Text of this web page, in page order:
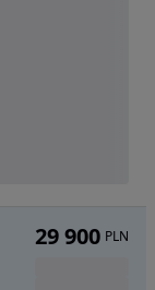
29 900 PLN